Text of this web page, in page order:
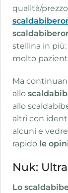
qualità/prezzo
stellina in
molto
Ma
allo
allo
altri con
alcuni e
rapido le
Nuk:
Lo